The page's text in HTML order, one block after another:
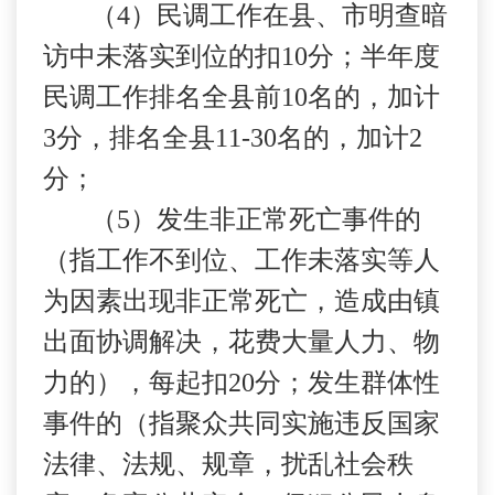
（4）民调工作在县、市明查暗
访中未落实到位的扣10分；半年度
民调工作排名全县前10名的，加计
3分，排名全县11-30名的，加计2
分；
（5）发生非正常死亡事件的
（指工作不到位、工作未落实等人
为因素出现非正常死亡，造成由镇
出面协调解决，花费大量人力、物
力的），每起扣20分；发生群体性
事件的（指聚众共同实施违反国家
法律、法规、规章，扰乱社会秩